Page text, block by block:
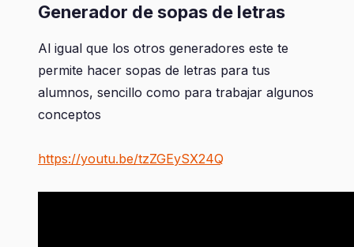
Generador de sopas de letras
Al igual que los otros generadores este te
permite hacer sopas de letras para tus
alumnos, sencillo como para trabajar algunos
conceptos
https://youtu.be/tzZGEySX24Q